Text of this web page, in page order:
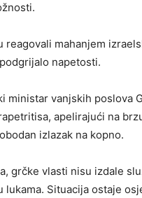
reagovali mahanjem
napetosti.
vanjskih poslova
apelirajući na
izlazak na kopno.
grčke vlasti nisu izdale
Situacija ostaje